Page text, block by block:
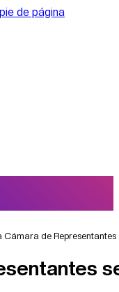
de página
Cámara de